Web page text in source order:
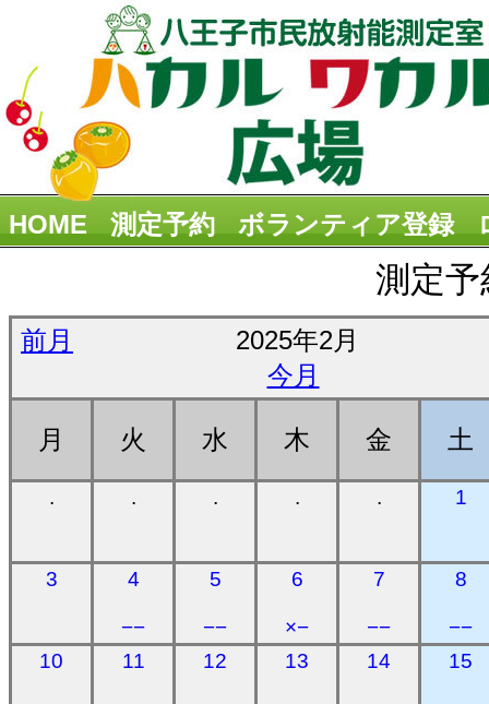
HOME 測定予約 ボランティア登録
測定
前月
2025年2月
今月
月 火 水 木 金 土
. . . . . 1
3 4
−−
5
−−
6
×−
7
−−
8
−−
10
11 12 13 14 15